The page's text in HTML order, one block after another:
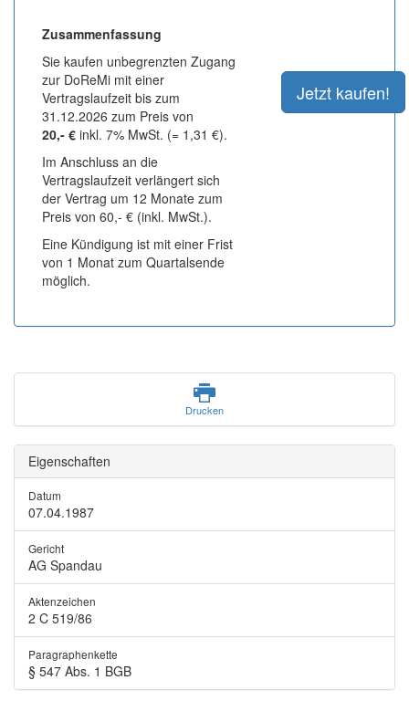
Zusammenfassung
Sie kaufen unbegrenzten Zugang
zur DoReMi mit einer
Vertragslaufzeit bis zum
31.12.2026 zum Preis von
20,- € inkl. 7% MwSt. (= 1,31 €).
Im Anschluss an die
Vertragslaufzeit verlängert sich
der Vertrag um 12 Monate zum
Preis von 60,- € (inkl. MwSt.).
Eine Kündigung ist mit einer Frist
von 1 Monat zum Quartalsende
möglich.
Drucken
Eigenschaften
Datum
07.04.1987
Gericht
AG Spandau
Aktenzeichen
2 C 519/86
Paragraphenkette
§ 547 Abs. 1 BGB